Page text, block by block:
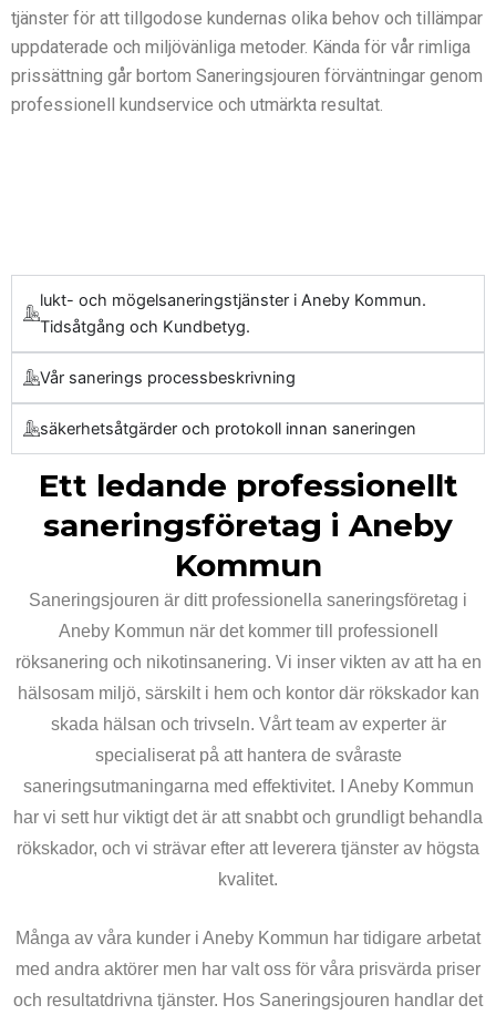
tjänster för att tillgodose kundernas olika behov och tillämpar
uppdaterade och miljövänliga metoder. Kända för vår rimliga
prissättning går bortom Saneringsjouren förväntningar genom
professionell kundservice och utmärkta resultat.
lukt- och mögelsaneringstjänster i Aneby Kommun.
Tidsåtgång och Kundbetyg.
Vår sanerings processbeskrivning
säkerhetsåtgärder och protokoll innan saneringen
Ett ledande professionellt
saneringsföretag i Aneby
Kommun
Saneringsjouren är ditt professionella saneringsföretag i
Aneby Kommun när det kommer till professionell
röksanering och nikotinsanering. Vi inser vikten av att ha en
hälsosam miljö, särskilt i hem och kontor där rökskador kan
skada hälsan och trivseln. Vårt team av experter är
specialiserat på att hantera de svåraste
saneringsutmaningarna med effektivitet. I Aneby Kommun
har vi sett hur viktigt det är att snabbt och grundligt behandla
rökskador, och vi strävar efter att leverera tjänster av högsta
kvalitet.
Många av våra kunder i Aneby Kommun har tidigare arbetat
med andra aktörer men har valt oss för våra prisvärda priser
och resultatdrivna tjänster. Hos Saneringsjouren handlar det